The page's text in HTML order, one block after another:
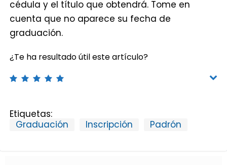
cédula y el título que obtendrá. Tome en
cuenta que no aparece su fecha de
graduación.
¿Te ha resultado útil este artículo?
Etiquetas:
Graduación
Inscripción Padrón